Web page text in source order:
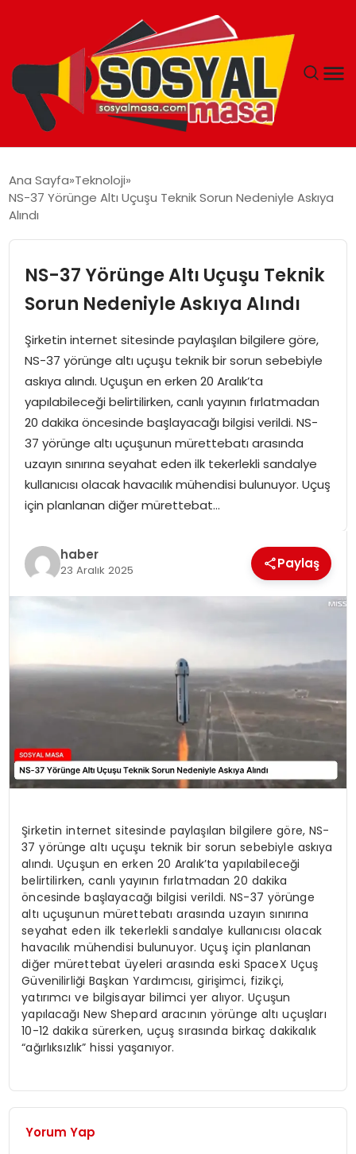
EKONOMI
EĞITIM
SPOR
GÜNDEM
Ana Sayfa Teknoloji
NS-37 Yörünge Altı Uçuşu Teknik Sorun Nedeniyle Askıya
Alındı
NS-37 Yörünge Altı Uçuşu Teknik
Sorun Nedeniyle Askıya Alındı
Şirketin internet sitesinde paylaşılan bilgilere göre,
NS-37 yörünge altı uçuşu teknik bir sorun sebebiyle
askıya alındı. Uçuşun en erken 20 Aralık’ta
yapılabileceği belirtilirken, canlı yayının fırlatmadan
20 dakika öncesinde başlayacağı bilgisi verildi. NS-
37 yörünge altı uçuşunun mürettebatı arasında
uzayın sınırına seyahat eden ilk tekerlekli sandalye
kullanıcısı olacak havacılık mühendisi bulunuyor. Uçuş
için planlanan diğer mürettebat…
haber
23 Aralık 2025 Paylaş
Şirketin internet sitesinde paylaşılan bilgilere göre, NS-
37 yörünge altı uçuşu teknik bir sorun sebebiyle askıya
alındı. Uçuşun en erken 20 Aralık’ta yapılabileceği
belirtilirken, canlı yayının fırlatmadan 20 dakika
öncesinde başlayacağı bilgisi verildi. NS-37 yörünge
altı uçuşunun mürettebatı arasında uzayın sınırına
seyahat eden ilk tekerlekli sandalye kullanıcısı olacak
havacılık mühendisi bulunuyor. Uçuş için planlanan
diğer mürettebat üyeleri arasında eski SpaceX Uçuş
Güvenilirliği Başkan Yardımcısı, girişimci, fizikçi,
yatırımcı ve bilgisayar bilimci yer alıyor. Uçuşun
yapılacağı New Shepard aracının yörünge altı uçuşları
10-12 dakika sürerken, uçuş sırasında birkaç dakikalık
“ağırlıksızlık” hissi yaşanıyor.
Yorum Yap